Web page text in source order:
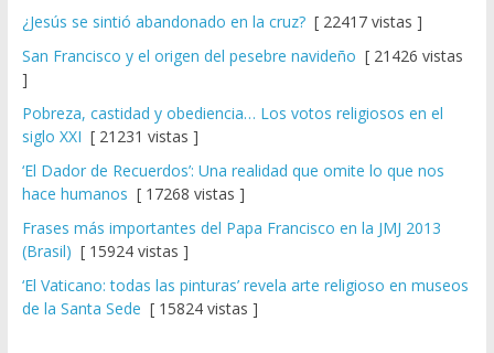
¿Jesús se sintió abandonado en la cruz?[ 22417 vistas ]
San Francisco y el origen del pesebre navideño [ 21426 vistas
]
Pobreza, castidad y obediencia… Los votos religiosos en el
siglo XXI [ 21231 vistas ]
‘El Dador de Recuerdos’: Una realidad que omite lo que nos
hace humanos [ 17268 vistas ]
Frases más importantes del Papa Francisco en la JMJ 2013
(Brasil) [ 15924 vistas ]
‘El Vaticano: todas las pinturas’ revela arte religioso en museos
de la Santa Sede [ 15824 vistas ]